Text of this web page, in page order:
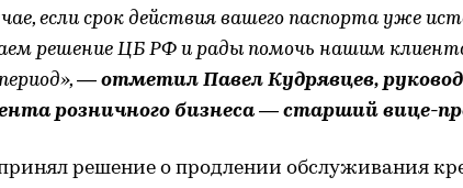
если срок действия вашего паспорта уже
решение ЦБ РФ и рады помочь нашим
— отметил Павел Кудрявцев,
розничного бизнеса — старший вице-
решение о продлении обслуживания